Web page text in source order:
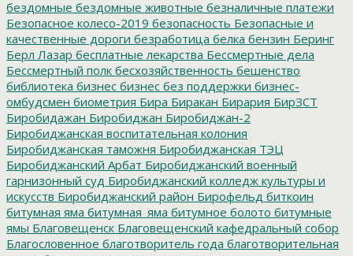
бездомные бездомные животные безналичные платежи
Безопасное колесо-2019 безопасность Безопасные и
качественные дороги безработица белка бензин Беринг
Берл Лазар бесплатные лекарства Бессмертные дела
Бессмертный полк бесхозяйственность бешенство
библиотека бизнес бизнес без поддержки бизнес-
омбудсмен биометрия Бира Биракан Бирария БирЗСТ
Биробидажан Биробиджан Биробиджан-2
Биробиджанская воспитательная колония
Биробиджанская таможня Биробиджанская ТЭЦ
Биробиджанский Арбат Биробиджанский военный
гарнизонный суд Биробиджанский колледж культуры и
искусств Биробиджанский район Бирофельд биткоин
битумная яма битумная_яма битумное болото битумные
ямы Благовещенск Благовещенский кафедральный собор
Благословенное благотворитель года благотворительная